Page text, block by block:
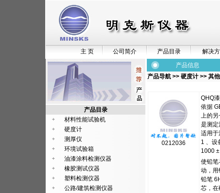
主 页 公司简介 产品目录 解决
产品目录
材料性能试验机
硬度计
测厚仪
环境试验箱
油漆涂料检测仪器
橡胶测试仪器
塑料检测仪器
公路/建筑检测仪器
产品信息
产品导航 >> 硬度计 >> 其
0212036
QHQ
依据
上的另
是测定
适用于
1 、设
1000
使铅笔
动，用
铅笔
芯，在